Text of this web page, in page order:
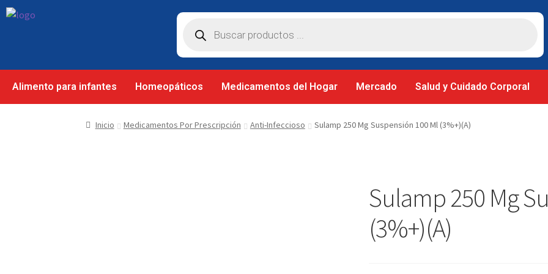
Alimento para infantes Homeopáticos Medicamentos del Hogar Mercado Salud y Cuidado Corporal
Inicio Medicamentos Por Prescripción Anti-Infeccioso Sulamp 250 Mg Suspensión 100 Ml (3%+)(A)
Sulamp 250 Mg
(3%+)(A)